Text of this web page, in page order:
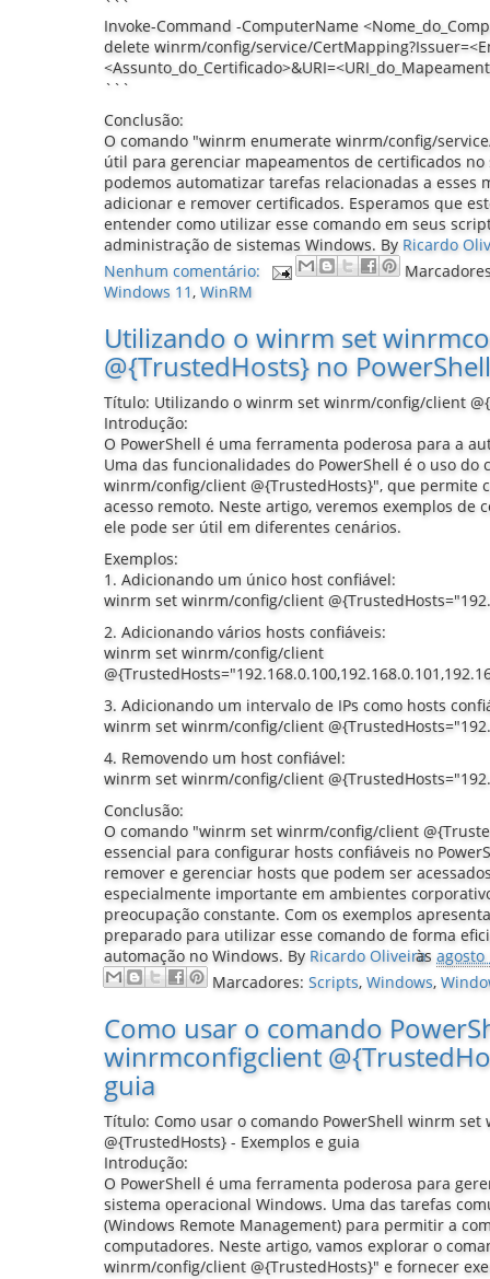
```
Invoke-Command -ComputerName
delete winrm/config/service/
```
Conclusão:
O comando "winrm enumerate winrm/config/
útil para gerenciar mapeamentos de certificados no
podemos automatizar tarefas relacionadas a esses
adicionar e remover certificados. Esperamos que
entender como utilizar esse comando em seus
administração de sistemas Windows. By Ricardo
Nenhum comentário:
Windows 11, WinRM
Utilizando o winrm set
@{TrustedHosts} no PowerShell
Título: Utilizando o winrm set winrm/config/client
Introdução:
O PowerShell é uma ferramenta poderosa para a
Uma das funcionalidades do PowerShell é o uso do
winrm/config/client @{TrustedHosts}", que permite
acesso remoto. Neste artigo, veremos exemplos de
ele pode ser útil em diferentes cenários.
Exemplos:
1. Adicionando um único host confiável:
winrm set winrm/config/client
2. Adicionando vários hosts confiáveis:
winrm set winrm/config/client
3. Adicionando um intervalo de IPs como hosts
winrm set winrm/config/client
4. Removendo um host confiável:
winrm set winrm/config/client
Conclusão:
O comando "winrm set winrm/config/client
essencial para configurar hosts confiáveis no
remover e gerenciar hosts que podem ser
especialmente importante em ambientes
preocupação constante. Com os exemplos
preparado para utilizar esse comando de forma
automação no Windows. By Ricardo Oliveira
às agosto
Marcadores: Scripts, Windows,
Como usar o comando
winrmconfigclient
guia
Título: Como usar o comando PowerShell winrm
@{TrustedHosts} - Exemplos e guia
Introdução:
O PowerShell é uma ferramenta poderosa para
sistema operacional Windows. Uma das tarefas
(Windows Remote Management) para permitir a
computadores. Neste artigo, vamos explorar o
winrm/config/client @{TrustedHosts}" e fornecer